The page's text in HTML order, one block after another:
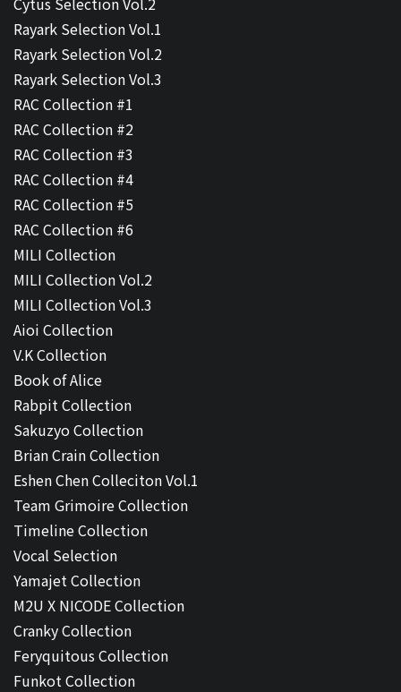
Rayark Selection Vol.1
Rayark Selection Vol.2
Rayark Selection Vol.3
RAC Collection #1
RAC Collection #2
RAC Collection #3
RAC Collection #4
RAC Collection #5
RAC Collection #6
MILI Collection
MILI Collection Vol.2
MILI Collection Vol.3
Aioi Collection
V.K Collection
Book of Alice
Rabpit Collection
Sakuzyo Collection
Brian Crain Collection
Eshen Chen Colleciton Vol.1
Team Grimoire Collection
Timeline Collection
Vocal Selection
Yamajet Collection
M2U X NICODE Collection
Cranky Collection
Feryquitous Collection
Funkot Collection